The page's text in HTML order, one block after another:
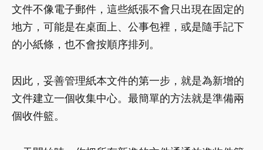
文件不像電子郵件，這些紙張不會只出現在固定的
地方，可能是在桌面上、公事包裡，或是隨手記下
的小紙條，也不會按順序排列。
因此，妥善管理紙本文件的第一步，就是為新增的
文件建立一個收集中心。最簡單的方法就是準備兩
個收件籃。